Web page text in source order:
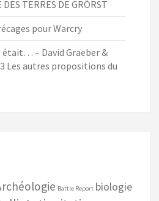
TERRES DE GRÖRST
pour Warcry
– David Graeber &
Les autres propositions du
Battle Report biologie